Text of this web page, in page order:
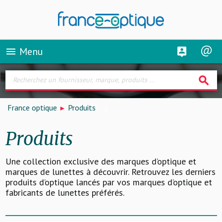
menu Menu
search
France optique Produits
Produits
Une collection exclusive des marques d’optique et
marques de lunettes à découvrir. Retrouvez les derniers
produits d’optique lancés par vos marques d’optique et
fabricants de lunettes préférés.